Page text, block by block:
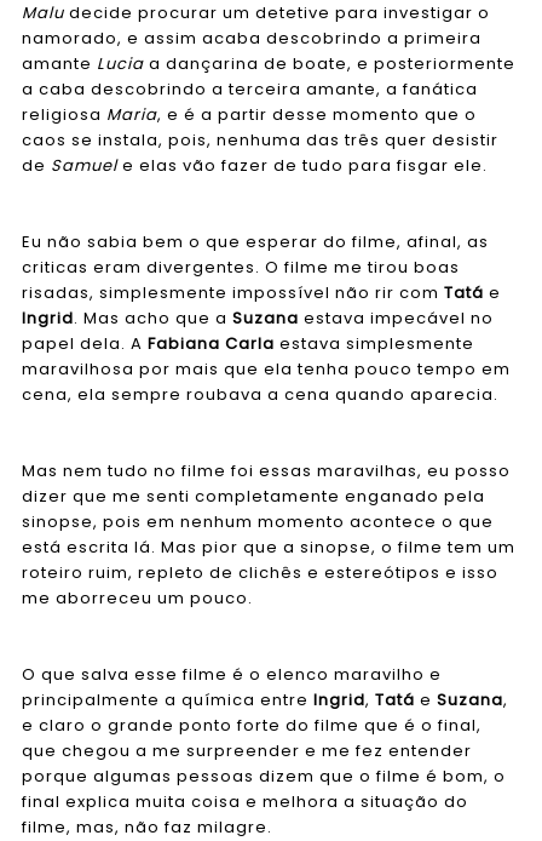
Malu decide procurar um detetive para investigar o
namorado, e assim acaba descobrindo a primeira
amante Luciaa dançarina de boate, e posteriormente
a caba descobrindo a terceira amante, a fanática
religiosa Maria, e é a partir desse momento que o
caos se instala, pois, nenhuma das três quer desistir
de Samuele elas vão fazer de tudo para fisgar ele.
Eu não sabia bem o que esperar do filme, afinal, as
criticas eram divergentes. O filme me tirou boas
risadas, simplesmente impossível não rir com Tatá e
Ingrid. Mas acho que a Suzana estava impecável no
papel dela. A Fabiana Carla estava simplesmente
maravilhosa por mais que ela tenha pouco tempo em
cena, ela sempre roubava a cena quando aparecia.
Mas nem tudo no filme foi essas maravilhas, eu posso
dizer que me senti completamente enganado pela
sinopse, pois em nenhum momento acontece o que
está escrita lá. Mas pior que a sinopse, o filme tem um
roteiro ruim, repleto de clichês e estereótipos e isso
me aborreceu um pouco.
O que salva esse filme é o elenco maravilho e
principalmente a química entre Ingrid, Tatá e Suzana,
e claro o grande ponto forte do filme que é o final,
que chegou a me surpreender e me fez entender
porque algumas pessoas dizem que o filme é bom, o
final explica muita coisa e melhora a situação do
filme, mas, não faz milagre.